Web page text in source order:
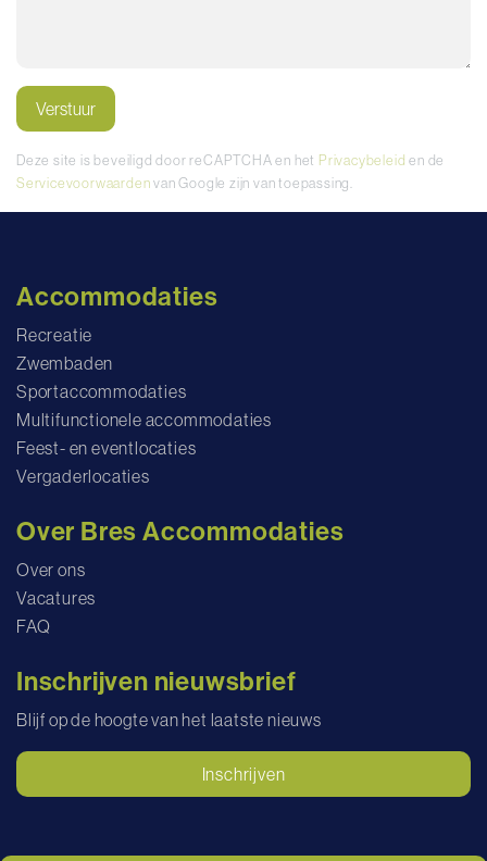
Important
Verstuur
Deze site is beveiligd door reCAPTCHA en het Privacybeleid en de
Servicevoorwaardenvan Google zijn van toepassing.
Accommodaties
Recreatie
Zwembaden
Sportaccommodaties
Multifunctionele accommodaties
Feest- en eventlocaties
Vergaderlocaties
Over Bres Accommodaties
Over ons
Vacatures
FAQ
Inschrijven nieuwsbrief
Blijf op de hoogte van het laatste nieuws
Inschrijven